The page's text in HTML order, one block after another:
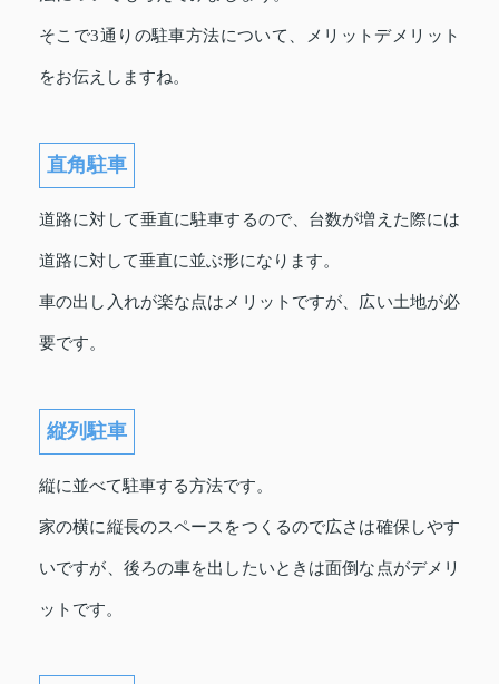
そこで3通りの駐車方法について、メリットデメリット
をお伝えしますね。
直角駐車
道路に対して垂直に駐車するので、台数が増えた際には
道路に対して垂直に並ぶ形になります。
車の出し入れが楽な点はメリットですが、広い土地が必
要です。
縦列駐車
縦に並べて駐車する方法です。
家の横に縦長のスペースをつくるので広さは確保しやす
いですが、後ろの車を出したいときは面倒な点がデメリ
ットです。